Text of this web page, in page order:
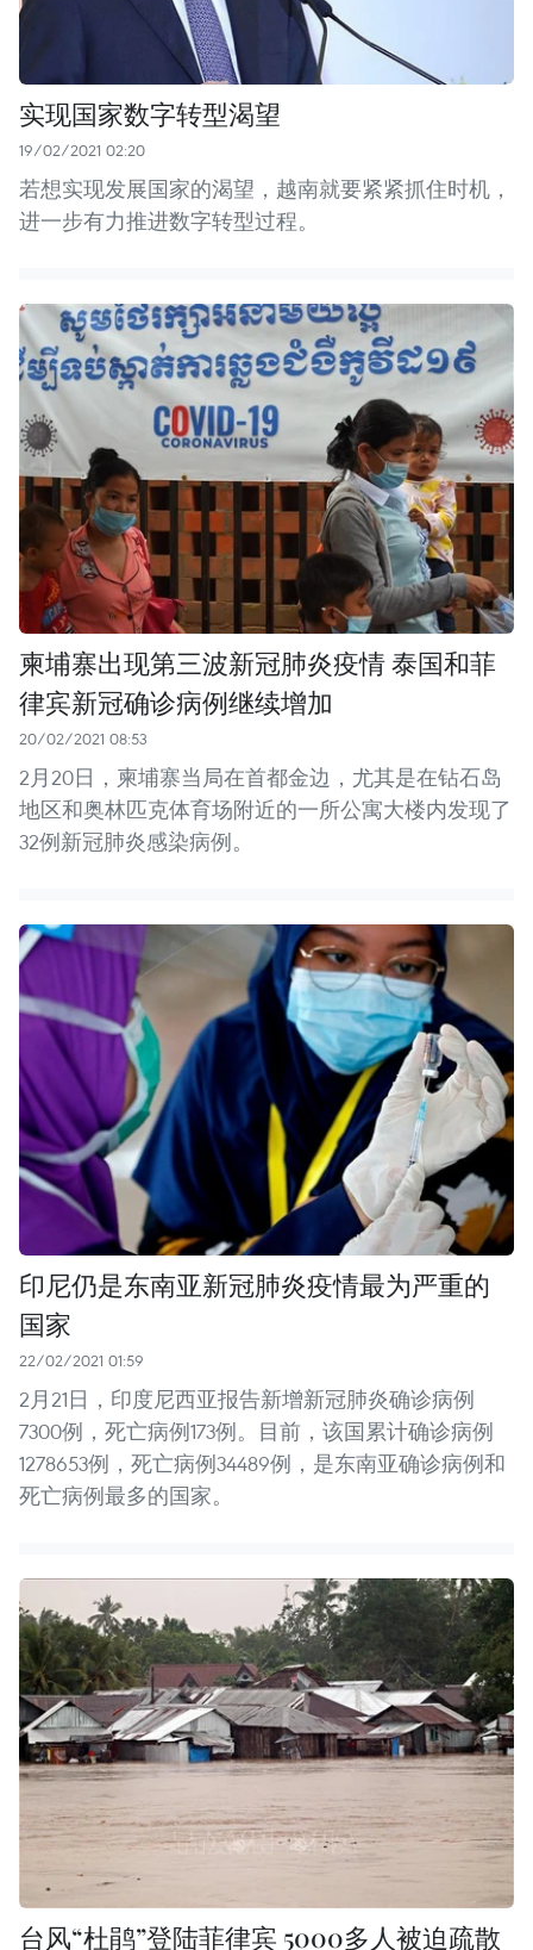
实现国家数字转型渴望
19/02/2021 02:20
若想实现发展国家的渴望，越南就要紧紧抓住时机，
进一步有力推进数字转型过程。
柬埔寨出现第三波新冠肺炎疫情 泰国和菲
律宾新冠确诊病例继续增加
20/02/2021 08:53
2月20日，柬埔寨当局在首都金边，尤其是在钻石岛
地区和奥林匹克体育场附近的一所公寓大楼内发现了
32例新冠肺炎感染病例。
印尼仍是东南亚新冠肺炎疫情最为严重的
国家
22/02/2021 01:59
2月21日，印度尼西亚报告新增新冠肺炎确诊病例
7300例，死亡病例173例。目前，该国累计确诊病例
1278653例，死亡病例34489例，是东南亚确诊病例和
死亡病例最多的国家。
台风“杜鹃”登陆菲律宾 5000多人被迫疏散